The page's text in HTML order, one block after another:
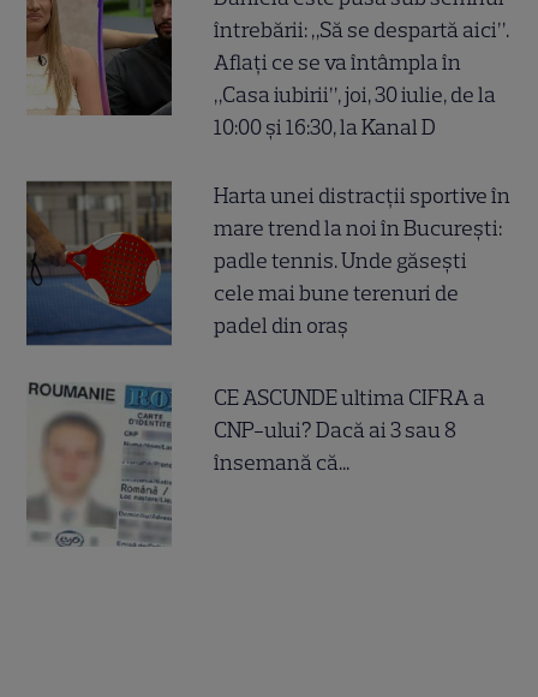
întrebării: „Să se despartă aici”.
Aflați ce se va întâmpla în
„Casa iubirii”, joi, 30 iulie, de la
10:00 și 16:30, la Kanal D
Harta unei distracții sportive în
mare trend la noi în București:
padle tennis. Unde găsești
cele mai bune terenuri de
padel din oraș
CE ASCUNDE ultima CIFRA a
CNP-ului? Dacă ai 3 sau 8
însemană că...